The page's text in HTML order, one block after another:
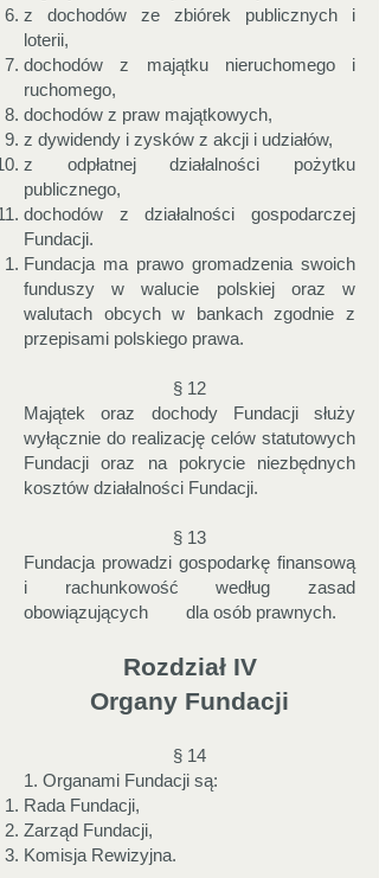
z dochodów ze zbiórek publicznych i
loterii,
dochodów z majątku nieruchomego i
ruchomego,
dochodów z praw majątkowych,
z dywidendy i zysków z akcji i udziałów,
z odpłatnej działalności pożytku
publicznego,
dochodów z działalności gospodarczej
Fundacji.
Fundacja ma prawo gromadzenia swoich
funduszy w walucie polskiej oraz w
walutach obcych w bankach zgodnie z
przepisami polskiego prawa.
§ 12
Majątek oraz dochody Fundacji służy
wyłącznie do realizację celów statutowych
Fundacji oraz na pokrycie niezbędnych
kosztów działalności Fundacji.
§ 13
Fundacja prowadzi gospodarkę finansową
i rachunkowość według zasad
obowiązujących dla osób prawnych.
Rozdział IV
Organy Fundacji
§ 14
1. Organami Fundacji są:
Rada Fundacji,
Zarząd Fundacji,
Komisja Rewizyjna.